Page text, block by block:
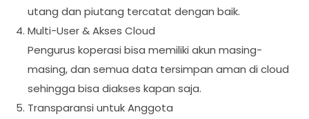
utang dan piutang tercatat dengan baik.
Multi-User & Akses Cloud
Pengurus koperasi bisa memiliki akun masing-
masing, dan semua data tersimpan aman di cloud
sehingga bisa diakses kapan saja.
Transparansi untuk Anggota